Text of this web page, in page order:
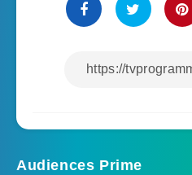
Audiences Prime